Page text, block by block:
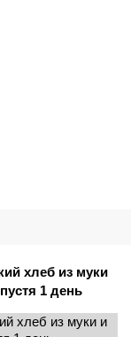
хлеб из муки
1 день